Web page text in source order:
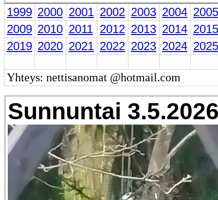
1999 2000 2001 2002 2003 2004 2005
2009 2010 2011 2012 2013 2014 2015
2019 2020 2021 2022 2023 2024 2025
Yhteys: nettisanomat @hotmail.com
Sunnuntai